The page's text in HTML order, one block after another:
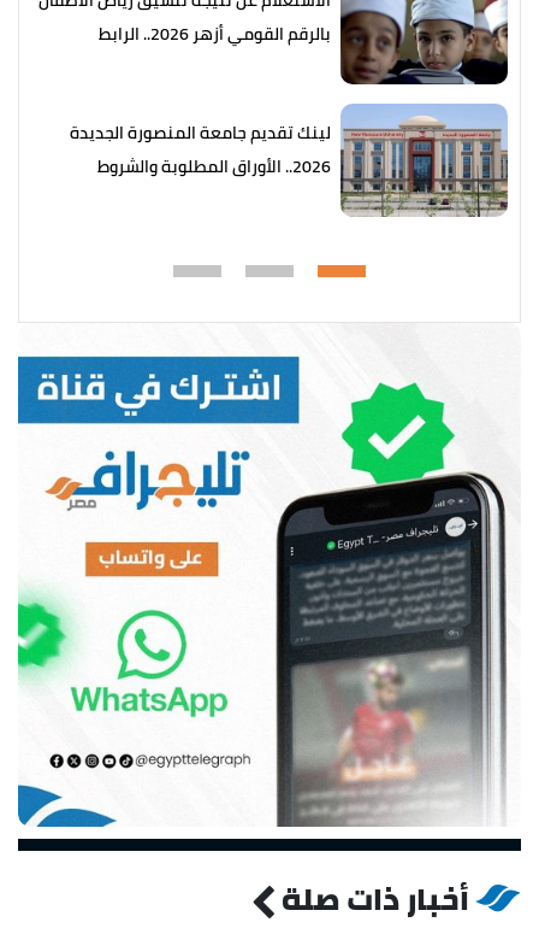
بالرقم القومي أزهر 2026.. الرابط
لينك تقديم جامعة المنصورة الجديدة
2026.. الأوراق المطلوبة والشروط
أخبار ذات صلة